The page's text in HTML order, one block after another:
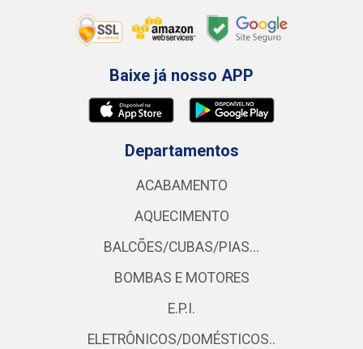
Baixe já nosso APP
Departamentos
ACABAMENTO
AQUECIMENTO
BALCÕES/CUBAS/PIAS...
BOMBAS E MOTORES
E.P.I.
ELETRÔNICOS/DOMÉSTICOS..